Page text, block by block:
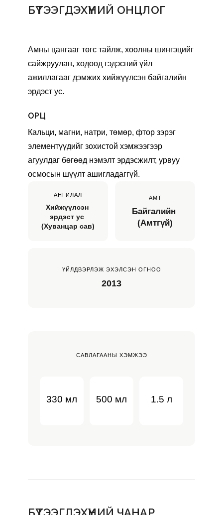
БҮТЭЭГДЭХҮҮНИЙ ОНЦЛОГ
Амны цангааг төгс тайлж, хоолны шингэцийг
сайжруулан, ходоод гэдэсний үйл
ажиллагааг дэмжих хийжүүлсэн байгалийн
эрдэст ус.
ОРЦ
Кальци, магни, натри, төмөр, фтор зэрэг
элементүүдийг зохистой хэмжээгээр
агуулдаг бөгөөд нэмэлт эрдэсжилт, урвуу
осмосын шүүлт ашигладаггүй.
АНГИЛАЛ
Хийжүүлсэн
эрдэст ус
(Хуванцар сав)
АМТ
Байгалийн
(Амтгүй)
ҮЙЛДВЭРЛЭЖ ЭХЭЛСЭН ОГНОО
2013
САВЛАГААНЫ ХЭМЖЭЭ
330 мл 500 мл 1.5 л